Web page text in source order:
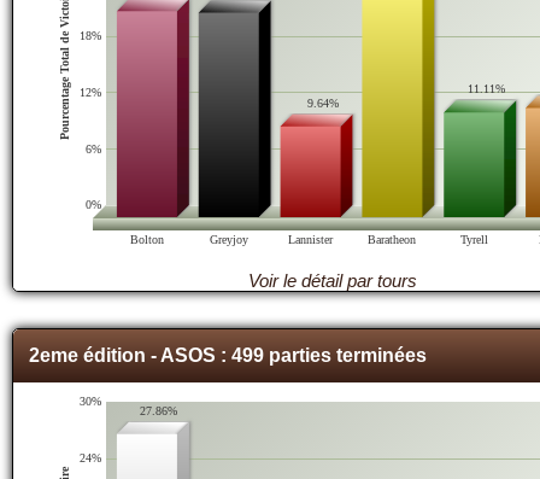
Bolton Greyjoy Lannister Baratheon Tyrell
0%
6%
12%
18%
Pourcentage Total de Victoire 9.64%
11.11%
Voir le détail par tours
2eme édition - ASOS : 499 parties terminées
24%
30%
27.86%